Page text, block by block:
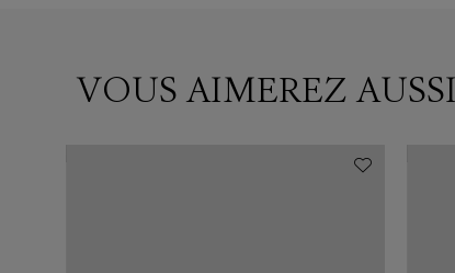
VOUS AIMEREZ AUSSI